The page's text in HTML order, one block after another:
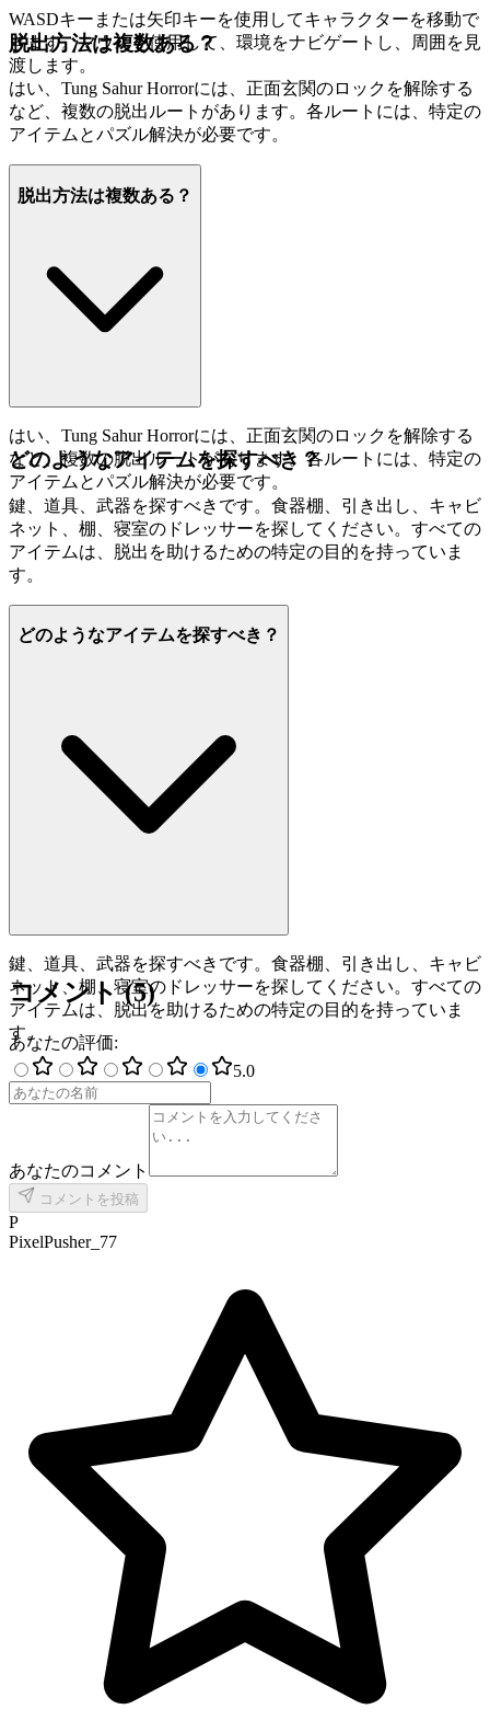
WASDキーまたは矢印キーを使用してキャラクターを移動で
きます。マウスを使用して、環境をナビゲートし、周囲を見
渡します。
脱出方法は複数ある？
はい、Tung Sahur Horrorには、正面玄関のロックを解除する
など、複数の脱出ルートがあります。各ルートには、特定の
アイテムとパズル解決が必要です。
脱出方法は複数ある？
はい、Tung Sahur Horrorには、正面玄関のロックを解除する
など、複数の脱出ルートがあります。各ルートには、特定の
アイテムとパズル解決が必要です。
どのようなアイテムを探すべき？
鍵、道具、武器を探すべきです。食器棚、引き出し、キャビ
ネット、棚、寝室のドレッサーを探してください。すべての
アイテムは、脱出を助けるための特定の目的を持っていま
す。
どのようなアイテムを探すべき？
鍵、道具、武器を探すべきです。食器棚、引き出し、キャビ
ネット、棚、寝室のドレッサーを探してください。すべての
アイテムは、脱出を助けるための特定の目的を持っていま
す。
コメント(5)
あなたの評価:
5.0
あなたのコメント
コメントを投稿
P
PixelPusher_77